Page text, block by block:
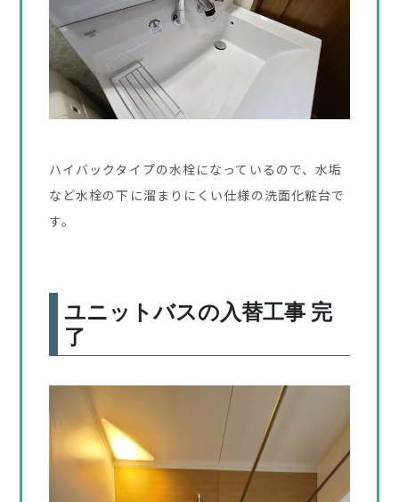
ハイバックタイプの水栓になっているので、水垢
など水栓の下に溜まりにくい仕様の洗面化粧台で
す。
ユニットバスの入替工事 完
了